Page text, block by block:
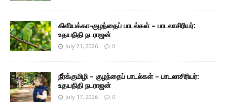
கிளியக்கா-குழந்தைப் பாடல்கள் – பாடலாசிரியர்:
உதயநிதி நடராஜன்
July 21, 2026 0
நீர்க்குமிழி – குழந்தைப் பாடல்கள் – பாடலாசிரியர்:
உதயநிதி நடராஜன்
July 17, 2026 0